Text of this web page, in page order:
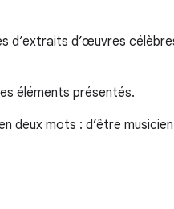
d’extraits d’œuvres
éléments présentés.
deux mots : d’être